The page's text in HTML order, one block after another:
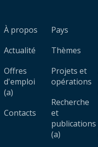
À propos
Actualité
Offres
d'emploi
(a)
Contacts
Pays
Thèmes
Projets et
opérations
Recherche
et
publications
(a)